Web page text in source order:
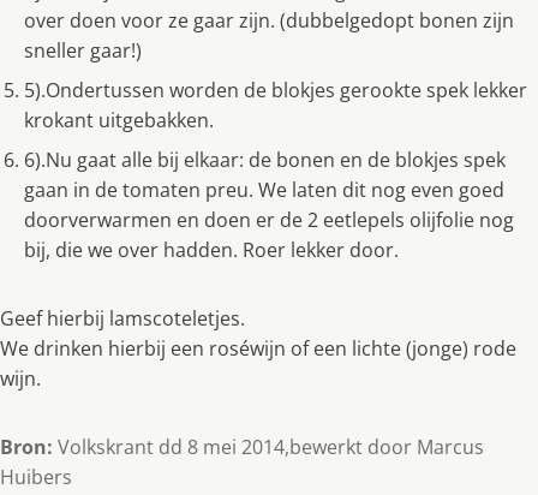
over doen voor ze gaar zijn. (dubbelgedopt bonen zijn
sneller gaar!)
5).Ondertussen worden de blokjes gerookte spek lekker
krokant uitgebakken.
6).Nu gaat alle bij elkaar: de bonen en de blokjes spek
gaan in de tomaten preu. We laten dit nog even goed
doorverwarmen en doen er de 2 eetlepels olijfolie nog
bij, die we over hadden. Roer lekker door.
Geef hierbij lamscoteletjes.
We drinken hierbij een roséwijn of een lichte (jonge) rode
wijn.
Bron: Volkskrant dd 8 mei 2014,bewerkt door Marcus
Huibers